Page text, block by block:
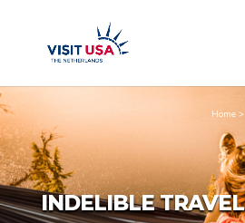
Home >
INDELIBLE TRAVEL